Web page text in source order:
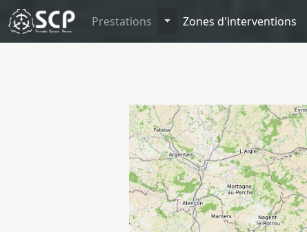
Prestations Toggle Dropdown
Zones d'interventions